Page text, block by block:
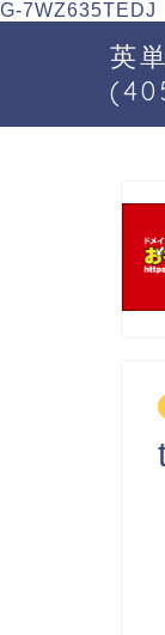
G-7WZ635TEDJ
英